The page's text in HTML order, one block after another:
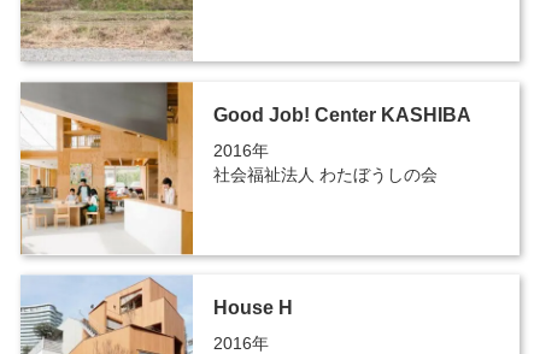
Good Job! Center KASHIBA
2016年
社会福祉法人 わたぼうしの会
House H
2016年